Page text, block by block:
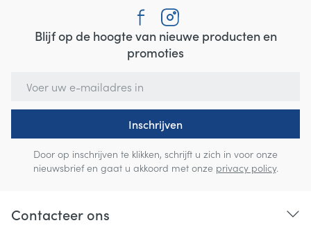
Blijf op de hoogte van nieuwe producten en
promoties
Inschrijven
Door op inschrijven te klikken, schrijft u zich in voor onze
nieuwsbrief en gaat u akkoord met onze privacy policy.
Contacteer ons